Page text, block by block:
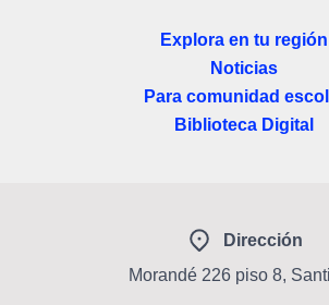
Explora en tu región
Noticias
Para comunidad
Biblioteca Digital
Dirección
Morandé 226 piso 8,